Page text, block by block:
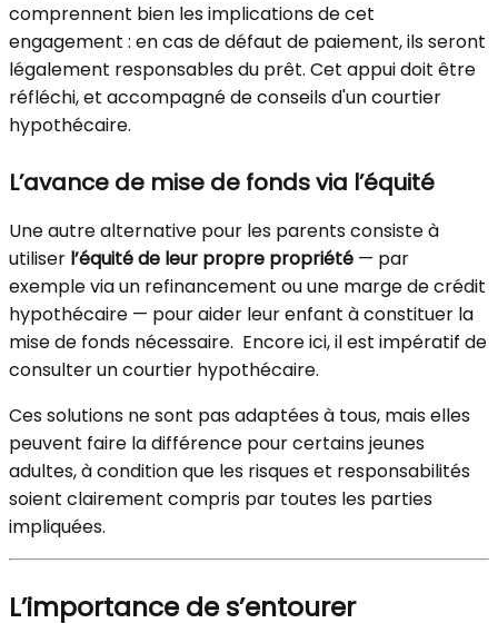
comprennent bien les implications de cet
engagement : en cas de défaut de paiement, ils seront
légalement responsables du prêt. Cet appui doit être
réfléchi, et accompagné de conseils d'un courtier
hypothécaire.
L’avance de mise de fonds via l’équité
Une autre alternative pour les parents consiste à
utiliser l’équité de leur propre propriété — par
exemple via un refinancement ou une marge de crédit
hypothécaire — pour aider leur enfant à constituer la
mise de fonds nécessaire. Encore ici, il est impératif de
consulter un courtier hypothécaire.
Ces solutions ne sont pas adaptées à tous, mais elles
peuvent faire la différence pour certains jeunes
adultes, à condition que les risques et responsabilités
soient clairement compris par toutes les parties
impliquées.
L’importance de s’entourer